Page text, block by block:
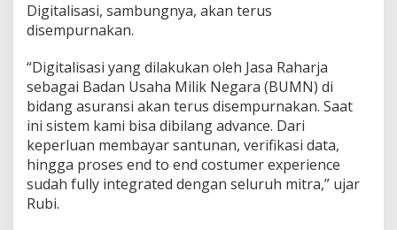
Digitalisasi, sambungnya, akan terus
disempurnakan.
“Digitalisasi yang dilakukan oleh Jasa Raharja
sebagai Badan Usaha Milik Negara (BUMN) di
bidang asuransi akan terus disempurnakan. Saat
ini sistem kami bisa dibilang advance. Dari
keperluan membayar santunan, verifikasi data,
hingga proses end to end costumer experience
sudah fully integrated dengan seluruh mitra,” ujar
Rubi.